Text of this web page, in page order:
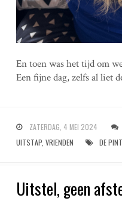
En toen was het tijd om
Een fijne dag, zelfs al liet
ZATERDAG, 4 MEI 2024
UITSTAP, VRIENDEN DE
Uitstel, geen